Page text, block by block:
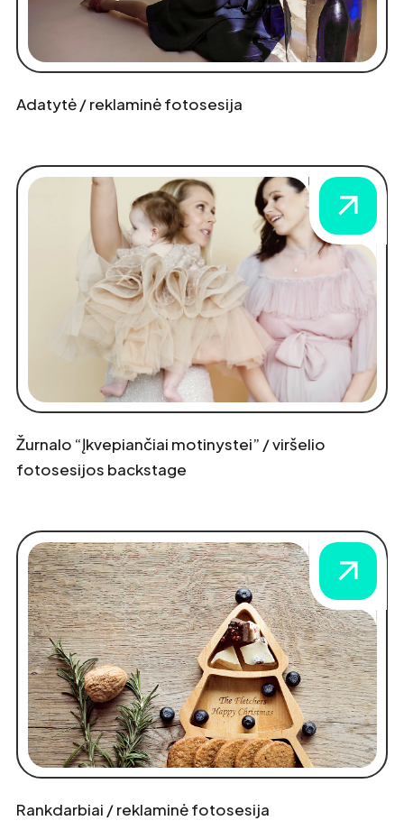
Adatytė / reklaminė fotosesija
Žurnalo “Įkvepiančiai motinystei” / viršelio
fotosesijos backstage
Rankdarbiai / reklaminė fotosesija